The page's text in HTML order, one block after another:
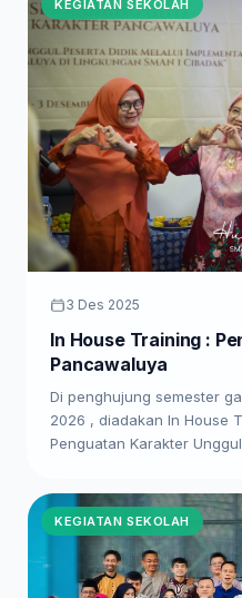
KEGIATAN SEKOLAH
3 Des 2025
In House Training :
Pancawaluya
Di penghujung semester
2026 , diadakan In House
Penguatan Karakter
KEGIATAN SEKOLAH